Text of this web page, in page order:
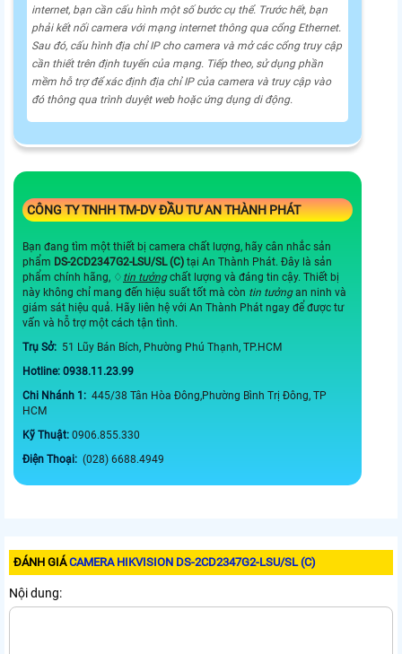
internet, bạn cần cấu hình một số bước cụ thể. Trước hết, bạn
phải kết nối camera với mạng internet thông qua cổng Ethernet.
Sau đó, cấu hình địa chỉ IP cho camera và mở các cổng truy cập
cần thiết trên định tuyến của mạng. Tiếp theo, sử dụng phần
mềm hỗ trợ để xác định địa chỉ IP của camera và truy cập vào
đó thông qua trình duyệt web hoặc ứng dụng di động.
CÔNG TY TNHH TM-DV ĐẦU TƯ AN THÀNH PHÁT
Bạn đang tìm một thiết bị camera chất lượng, hãy cân nhắc sản
phẩm DS-2CD2347G2-LSU/SL (C) tại An Thành Phát. Đây là sản
phẩm chính hãng, ♢ tin tưởngchất lượng và đáng tin cậy. Thiết bị
này không chỉ mang đến hiệu suất tốt mà còn tin tưởngan ninh và
giám sát hiệu quả. Hãy liên hệ với An Thành Phát ngay để được tư
vấn và hỗ trợ một cách tận tình.
Trụ Sở: 51 Lũy Bán Bích, Phường Phú Thạnh, TP.HCM
Hotline: 0938.11.23.99
Chi Nhánh 1: 445/38 Tân Hòa Đông,Phường Bình Trị Đông, TP
HCM
Kỹ Thuật: 0906.855.330
Điện Thoại: (028) 6688.4949
ĐÁNH GIÁCAMERA HIKVISION DS-2CD2347G2-LSU/SL (C)
Nội dung: